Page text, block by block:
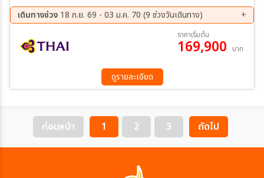
เกน - บินภายในสู่ ทรอมโซ - โบสถ์อาร์คติก - ชมเมืองทรอมโซ - เกาะเซน
ญ่า - เมฟยอร์ดแวร์ - ตุงเกนเนสเซท เบิร์กโบทน์ - ฮาร์สตัด - ออกล่า
แสงเหนือทางรถโค้ช - ฮาร์สตัด - หมู่บ้านเฮนนิ่งสวาร์ - สโวลแวร์ - พิพิธ
ภัณฑ์ไวกิ้ง - จุดชมวิวแฮมนอย - จุดชมวิวเรย์เนย์ - หมู่บ้านโอ - อุทยานฟ
เดินทางช่วง 18 ก.ย. 69 - 03 ม.ค. 70 (9 ช่วงวันเดินทาง)
16 ต.ค. 69 - 25 ต.ค. 69
30 ต.ค. 69 - 08 พ.ย. 69
11 พ.ย. 69 - 20 พ.ย. 69
04 ธ.ค. 69 - 13 ธ.ค. 69
12 ก.พ. 70 - 21 ก.พ. 70
10 เม.ย 70 - 19 เม.ย 70
ราคาเริ่มต้น
169,900 บาท
ดูรายละเอียด
ก่อนหน้า 1 2 3 ถัดไป